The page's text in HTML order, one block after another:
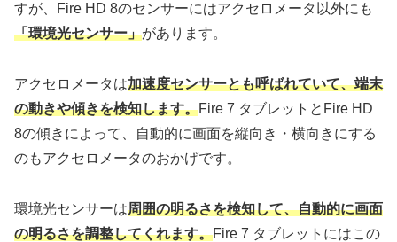
すが、Fire HD 8のセンサーにはアクセロメータ以外にも
「環境光センサー」があります。
アクセロメータは加速度センサーとも呼ばれていて、端末
の動きや傾きを検知します。Fire 7 タブレットとFire HD
8の傾きによって、自動的に画面を縦向き・横向きにする
のもアクセロメータのおかげです。
環境光センサーは周囲の明るさを検知して、自動的に画面
の明るさを調整してくれます。Fire 7 タブレットにはこの